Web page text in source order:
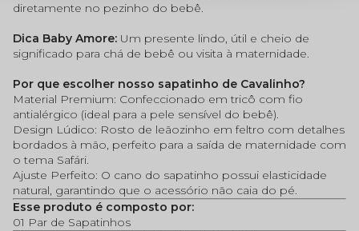
diretamente no pezinho do bebê.
Dica Baby Amore: Um presente lindo, útil e cheio de
significado para chá de bebê ou visita à maternidade.
Por que escolher nosso sapatinho de Cavalinho?
Material Premium: Confeccionado em tricô com fio
antialérgico (ideal para a pele sensível do bebê).
Design Lúdico: Rosto de leãozinho em feltro com detalhes
bordados à mão, perfeito para a saída de maternidade com
o tema Safári.
Ajuste Perfeito: O cano do sapatinho possui elasticidade
natural, garantindo que o acessório não caia do pé.
Esse produto é composto por:
01 Par de Sapatinhos